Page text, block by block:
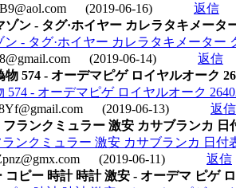
(2019-06-16)
返信
ゾン - タグ·ホイヤー カレラタキメータ
- タグ·ホイヤー カレラタキメーター
(2019-06-14)
返信
574 - オーデマピゲ ロイヤルオーク
574 - オーデマピゲ ロイヤルオーク
(2019-06-13)
返信
ランクミュラー 激安 カサブランカ 日
ンクミュラー 激安 カサブランカ 日付
(2019-06-11)
返信
コピー 時計 時計 激安 - オーデマ ピゲ